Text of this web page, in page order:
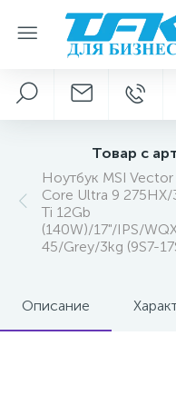
Товар с
Ноутбук MSI
Core Ultra 9
Ti 12Gb
(140W)/17"/IPS/
45/Grey/3kg (9S7-
Описание